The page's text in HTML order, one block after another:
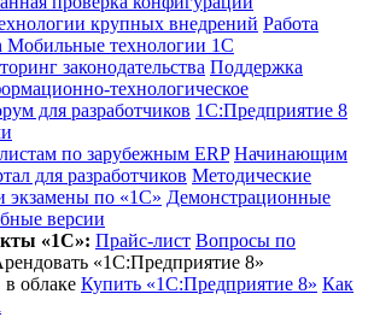
крупных внедрений Работа
Мобильные технологии 1С
законодательства Поддержка
технологическое
для разработчиков 1С:Предприятие 8
по зарубежным ERP Начинающим
для разработчиков Методические
экзамены по «1С» Демонстрационные
версии
«1С»: Прайс-лист Вопросы по
«1С:Предприятие 8»
облаке Купить «1С:Предприятие 8» Как